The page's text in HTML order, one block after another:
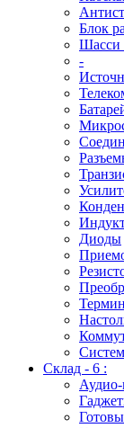
Блок
Шасси
-
Диоды
Склад - 6 :
Аудио-